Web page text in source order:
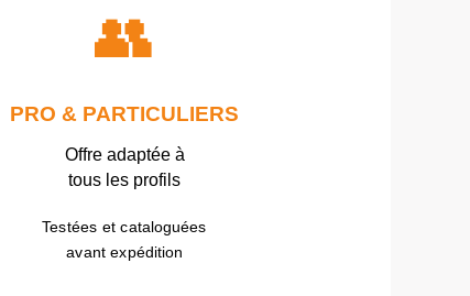
👥
PRO & PARTICULIERS
Offre adaptée à
tous les profils
Testées et cataloguées
avant expédition